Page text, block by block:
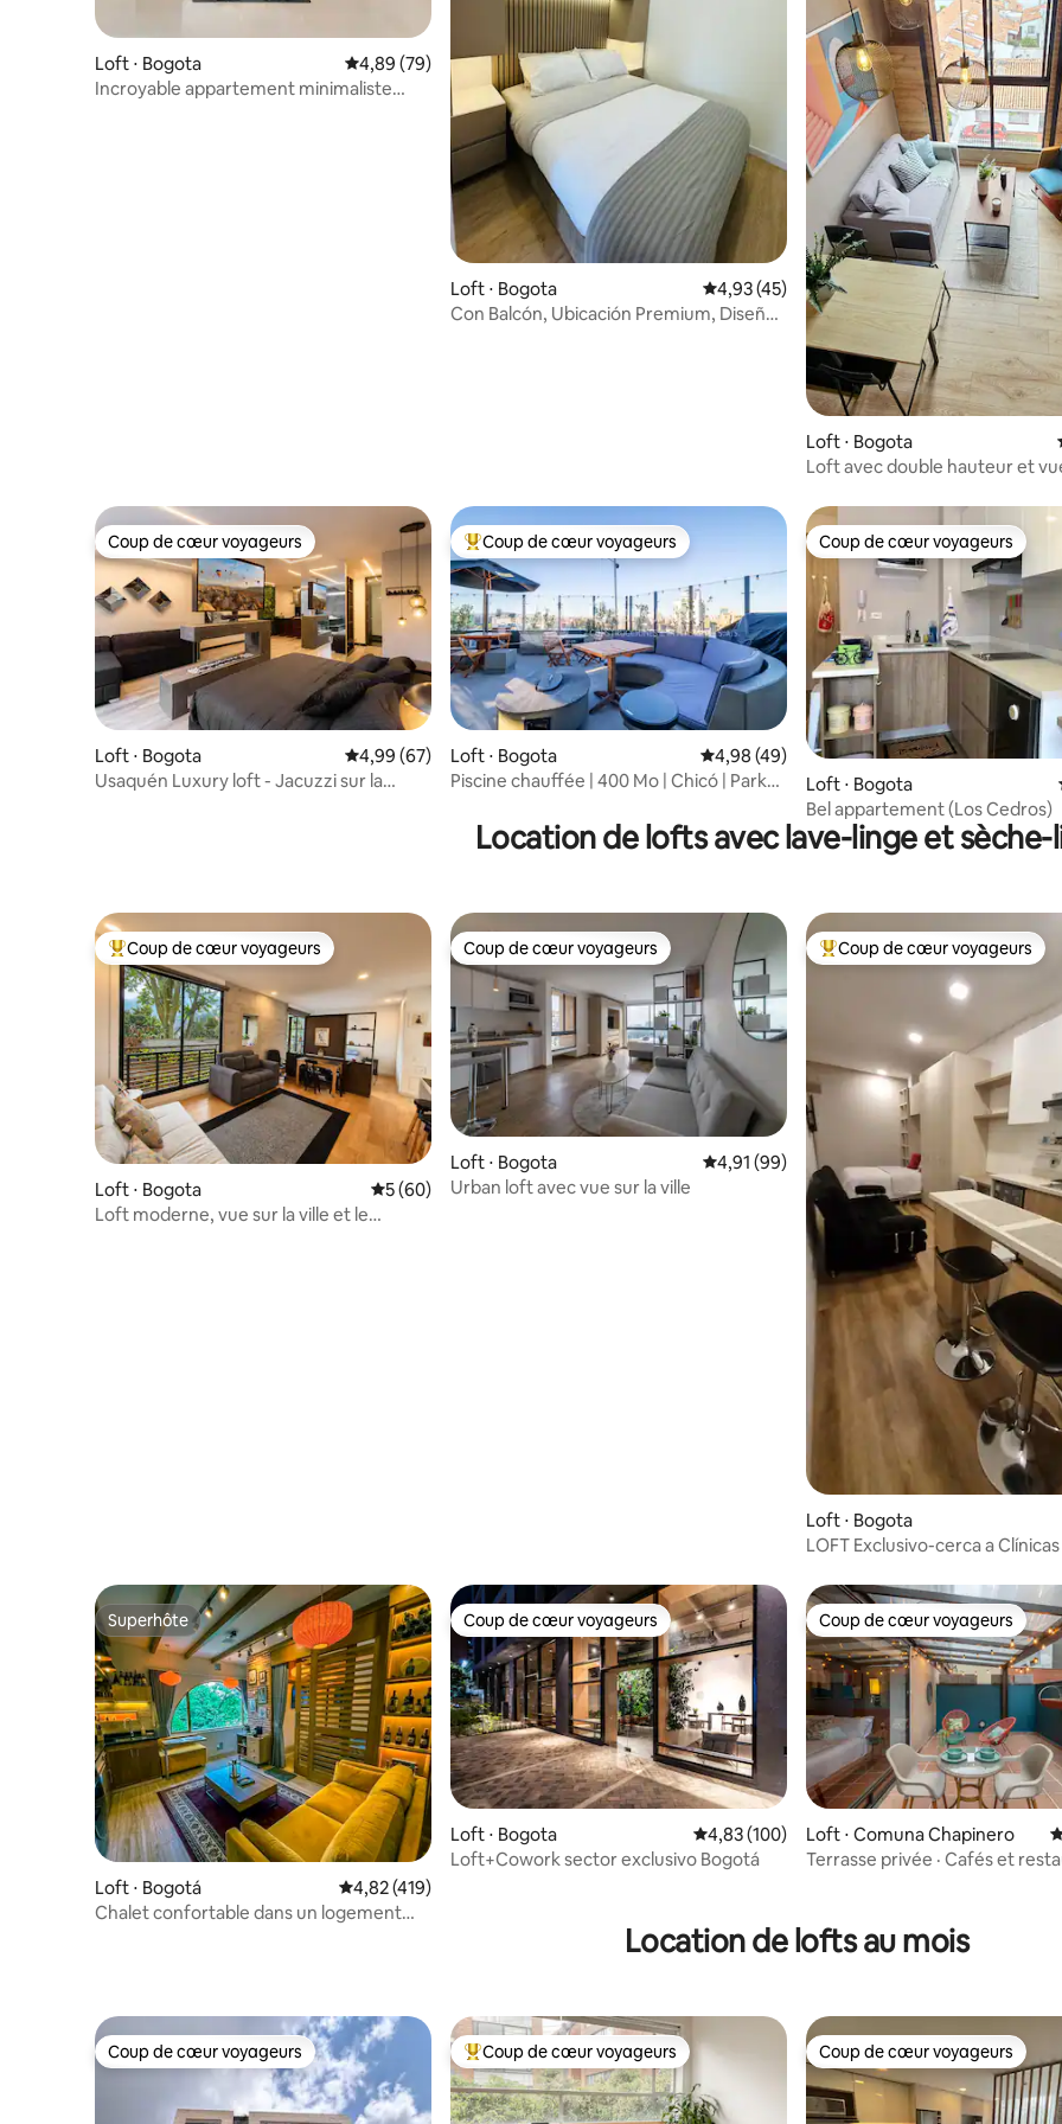
Loft ⋅ Bogota Évaluation moyenne sur la base de 79 commentaires : 4,89 sur 5
4,89 (79)
Incroyable appartement minimaliste
Loft ⋅ Bogota Évaluation moyenne sur la base de 45
4,93 (45)
Con Balcón, Ubicación Premium, Diseño
Loft ⋅ Bogota
Loft avec double hauteur et
Coup de cœur voyageurs
Coup de cœur voyageurs
Loft ⋅ Bogota Évaluation moyenne sur la base de 67 commentaires : 4,99 sur 5
4,99 (67)
Usaquén Luxury loft - Jacuzzi sur la
Coups de cœur voyageurs les plus appréciés
Coup de cœur voyageurs
Loft ⋅ Bogota Évaluation moyenne sur la base de 49
4,98 (49)
Piscine chauffée | 400 Mo | Chicó | Park93
Coup de cœur voyageurs
Coup de cœur voyageurs
Loft ⋅ Bogota
Bel appartement (Los Cedros)
Location de lofts avec lave-linge et sèche-
Coups de cœur voyageurs les plus appréciés
Coup de cœur voyageurs
Loft ⋅ Bogota Évaluation moyenne sur la base de 60 commentaires : 5 sur 5
5 (60)
Loft moderne, vue sur la ville et le
Coup de cœur voyageurs
Coup de cœur voyageurs
Loft ⋅ Bogota Évaluation moyenne sur la base de 99
4,91 (99)
Urban loft avec vue sur la ville
Coups de cœur voyageurs les
Coup de cœur voyageurs
Loft ⋅ Bogota
LOFT Exclusivo-cerca a
Superhôte
Superhôte
Loft ⋅ Bogotá Évaluation moyenne sur la base de 419 commentaires : 4,82 sur 5
4,82 (419)
Chalet confortable dans un logement
Coup de cœur voyageurs
Coup de cœur voyageurs
Loft ⋅ Bogota Évaluation moyenne sur la base de 100
4,83 (100)
Loft+Cowork sector exclusivo Bogotá
Coup de cœur voyageurs
Coup de cœur voyageurs
Loft ⋅ Comuna Chapinero
Terrasse privée · Cafés et
Location de lofts au mois
Coup de cœur voyageurs
Coup de cœur voyageurs Coups de cœur voyageurs les plus appréciés
Coup de cœur voyageurs Coup de cœur voyageurs
Coup de cœur voyageurs